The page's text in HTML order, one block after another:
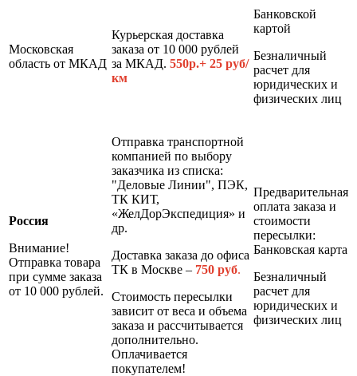
Московская
область от МКАД
Курьерская доставка
заказа от 10 000 рублей
за МКАД. 550р.+ 25 руб/
км
Банковской
картой
Безналичный
расчет для
юридических и
физических лиц
Россия
Внимание!
Отправка товара
при сумме заказа
от 10 000 рублей.
Отправка транспортной
компанией по выбору
заказчика из списка:
"Деловые Линии", ПЭК,
ТК КИТ,
«ЖелДорЭкспедиция» и
др.
Доставка заказа до офиса
ТК в Москве – 750 руб.
Стоимость пересылки
зависит от веса и объема
заказа и рассчитывается
дополнительно.
Оплачивается
покупателем!
Предварительная
оплата заказа и
стоимости
пересылки:
Банковская карта
Безналичный
расчет для
юридических и
физических лиц